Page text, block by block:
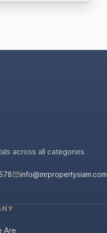
across all categories
info@mrpropertysiam.com
Are